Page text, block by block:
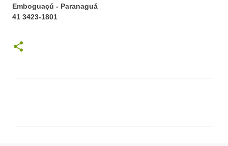
Emboguaçú - Paranaguá
41 3423-1801